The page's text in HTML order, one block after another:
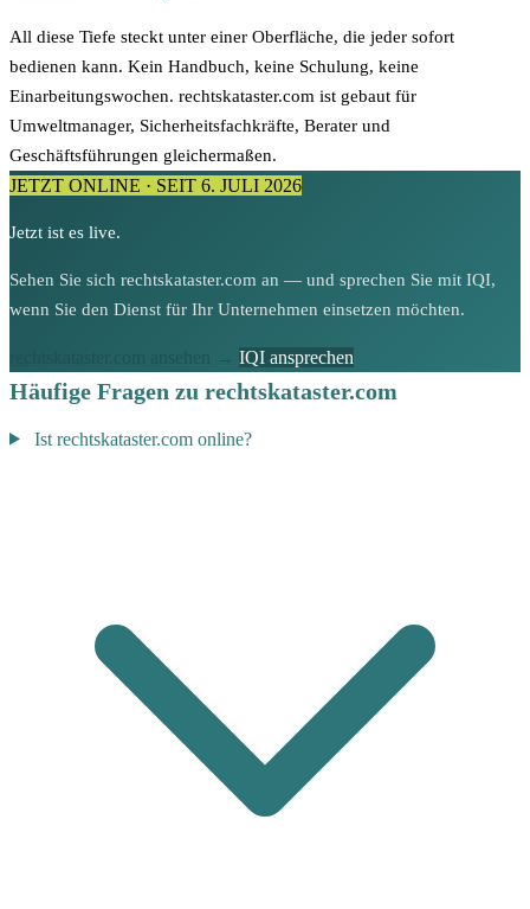
All diese Tiefe steckt unter einer Oberfläche, die jeder sofort
bedienen kann. Kein Handbuch, keine Schulung, keine
Einarbeitungswochen. rechtskataster.com ist gebaut für
Umweltmanager, Sicherheitsfachkräfte, Berater und
Geschäftsführungen gleichermaßen.
JETZT ONLINE · SEIT 6. JULI 2026
Jetzt ist es live.
Sehen Sie sich rechtskataster.com an — und sprechen Sie mit IQI,
wenn Sie den Dienst für Ihr Unternehmen einsetzen möchten.
IQI ansprechen
Häufige Fragen zu rechtskataster.com
Ist rechtskataster.com online?